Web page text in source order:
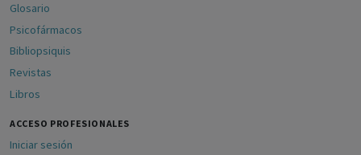
Glosario
Psicofármacos
Bibliopsiquis
Revistas
Libros
ACCESO PROFESIONALES
Iniciar sesión